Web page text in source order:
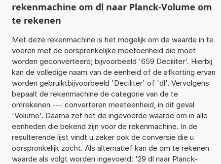
rekenmachine om dl naar Planck-Volume om
te rekenen
Met deze rekenmachine is het mogelijk om de waarde in te
voeren met de oorspronkelijke meeteenheid die moet
worden geconverteerd; bijvoorbeeld '659 Deciliter'. Hierbij
kan de volledige naam van de eenheid of de afkorting ervan
worden gebruiktbijvoorbeeld 'Deciliter' of 'dl'. Vervolgens
bepaalt de rekenmachine de categorie van de te
omrekenen --- converteren meeteenheid, in dit geval
'Volume'. Daarna zet het de ingevoerde waarde om in alle
eenheden die bekend zijn voor de rekenmachine. In de
resulterende lijst vindt u zeker ook de conversie die u
oorspronkelijk zocht. Als alternatief kan de om te rekenen
waarde als volgt worden ingevoerd: '29 dl naar Planck-